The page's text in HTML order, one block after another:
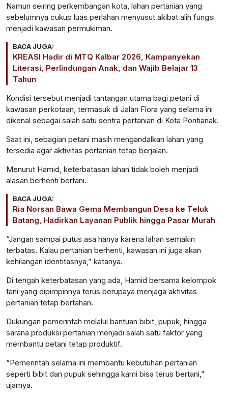
Namun seiring perkembangan kota, lahan pertanian yang
sebelumnya cukup luas perlahan menyusut akibat alih fungsi
menjadi kawasan permukiman.
BACA JUGA:
KREASI Hadir di MTQ Kalbar 2026, Kampanyekan
Literasi, Perlindungan Anak, dan Wajib Belajar 13
Tahun
Kondisi tersebut menjadi tantangan utama bagi petani di
kawasan perkotaan, termasuk di Jalan Flora yang selama ini
dikenal sebagai salah satu sentra pertanian di Kota Pontianak.
Saat ini, sebagian petani masih mengandalkan lahan yang
tersedia agar aktivitas pertanian tetap berjalan.
Menurut Hamid, keterbatasan lahan tidak boleh menjadi
alasan berhenti bertani.
BACA JUGA:
Ria Norsan Bawa Gema Membangun Desa ke Teluk
Batang, Hadirkan Layanan Publik hingga Pasar Murah
“Jangan sampai putus asa hanya karena lahan semakin
terbatas. Kalau pertanian berhenti, kawasan ini juga akan
kehilangan identitasnya,” katanya.
Di tengah keterbatasan yang ada, Hamid bersama kelompok
tani yang dipimpinnya terus berupaya menjaga aktivitas
pertanian tetap bertahan.
Dukungan pemerintah melalui bantuan bibit, pupuk, hingga
sarana produksi pertanian menjadi salah satu faktor yang
membantu petani tetap produktif.
“Pemerintah selama ini membantu kebutuhan pertanian
seperti bibit dan pupuk sehingga kami bisa terus bertani,”
ujarnya.